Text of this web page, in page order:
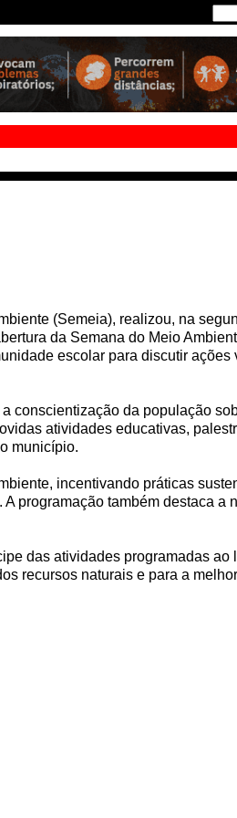
(Semeia), realizou, na
da Semana do Meio
escolar para discutir ações
conscientização da população
atividades educativas,
município.
incentivando práticas
programação também destaca a
das atividades programadas ao
recursos naturais e para a